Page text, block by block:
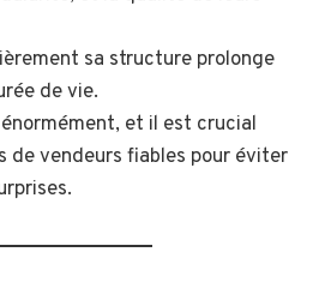
sa structure prolonge
de vie.
et il est crucial
de vendeurs fiables pour éviter